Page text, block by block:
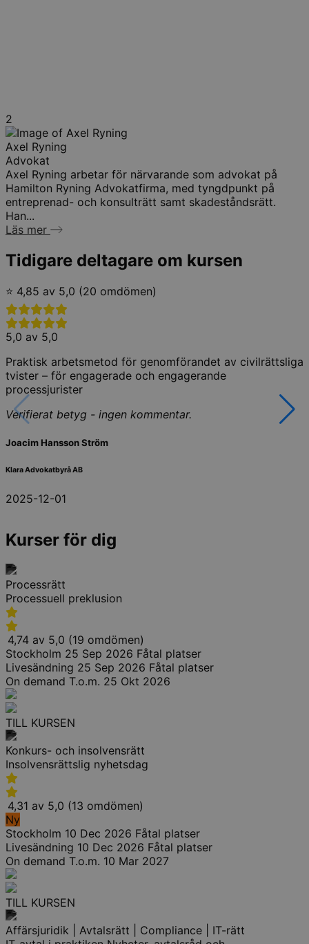
2
Axel Ryning
Advokat
Axel Ryning arbetar för närvarande som advokat på
Hamilton Ryning Advokatfirma, med tyngdpunkt på
entreprenad- och konsulträtt samt skadeståndsrätt.
Han...
Läs mer
Tidigare deltagare om kursen
⭐ 4,85 av 5,0 (20 omdömen)
5,0 av 5,0
Praktisk arbetsmetod för genomförandet av civilrättsliga
tvister – för engagerade och engagerande
processjurister
Verifierat betyg - ingen kommentar.
Joacim Hansson Ström
Klara Advokatbyrå AB
2025-12-01
Kurser för dig
Processrätt
Processuell preklusion
4,74 av 5,0 (19 omdömen)
Stockholm 25 Sep 2026 Fåtal platser
Livesändning 25 Sep 2026 Fåtal platser
On demand T.o.m. 25 Okt 2026
TILL KURSEN
Konkurs- och insolvensrätt
Insolvensrättslig nyhetsdag
4,31 av 5,0 (13 omdömen)
Ny
Stockholm 10 Dec 2026 Fåtal platser
Livesändning 10 Dec 2026 Fåtal platser
On demand T.o.m. 10 Mar 2027
TILL KURSEN
Affärsjuridik | Avtalsrätt | Compliance | IT-rätt